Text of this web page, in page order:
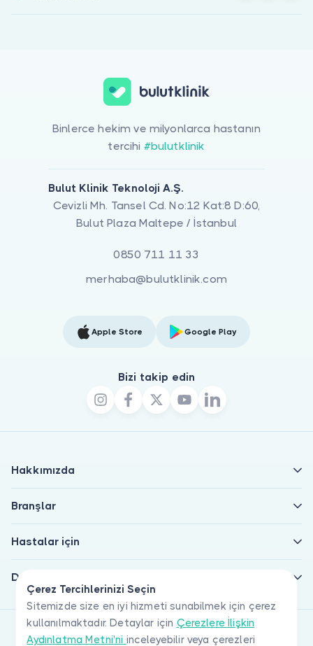
Çerez Tercihlerinizi Seçin
Sitemizde size en iyi hizmeti sunabilmek için çerez
kullanılmaktadır. Detaylar için Çerezlere İlişkin
Aydınlatma Metni'ni inceleyebilir veya çerezleri
Binlerce hekim ve milyonlarca hastanın
tercihi #bulutklinik
Bulut Klinik Teknoloji A.Ş.
Cevizli Mh. Tansel Cd. No:12 Kat:8 D:60,
Bulut Plaza Maltepe / İstanbul
0850 711 11 33
merhaba@bulutklinik.com
Apple Store Google Play
Bizi takip edin
Hakkımızda
Branşlar
Hastalar için
Doktorlar için